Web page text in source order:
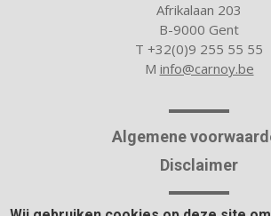
Afrikalaan 203
B-9000 Gent
T +32(0)9 255 55 55
M info@carnoy.be
Algemene
Disclaimer